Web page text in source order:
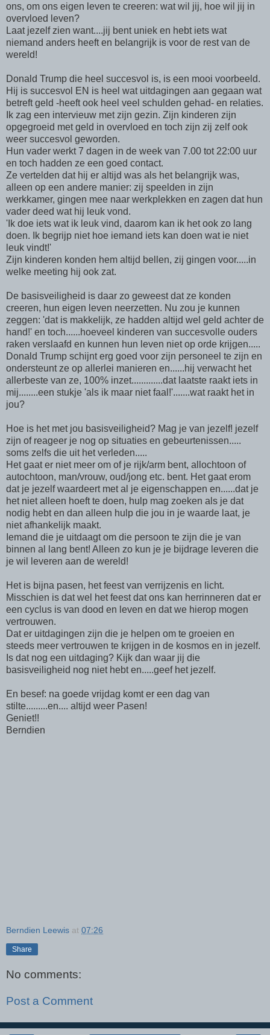
ons, om ons eigen leven te creeren: wat wil jij, hoe wil jij in
overvloed leven?
Laat jezelf zien want....jij bent uniek en hebt iets wat
niemand anders heeft en belangrijk is voor de rest van de
wereld!
Donald Trump die heel succesvol is, is een mooi voorbeeld.
Hij is succesvol EN is heel wat uitdagingen aan gegaan wat
betreft geld -heeft ook heel veel schulden gehad- en relaties.
Ik zag een intervieuw met zijn gezin. Zijn kinderen zijn
opgegroeid met geld in overvloed en toch zijn zij zelf ook
weer succesvol geworden.
Hun vader werkt 7 dagen in de week van 7.00 tot 22:00 uur
en toch hadden ze een goed contact.
Ze vertelden dat hij er altijd was als het belangrijk was,
alleen op een andere manier: zij speelden in zijn
werkkamer, gingen mee naar werkplekken en zagen dat hun
vader deed wat hij leuk vond.
'Ik doe iets wat ik leuk vind, daarom kan ik het ook zo lang
doen. Ik begrijp niet hoe iemand iets kan doen wat ie niet
leuk vindt!'
Zijn kinderen konden hem altijd bellen, zij gingen voor.....in
welke meeting hij ook zat.
De basisveiligheid is daar zo geweest dat ze konden
creeren, hun eigen leven neerzetten. Nu zou je kunnen
zeggen: 'dat is makkelijk, ze hadden altijd wel geld achter de
hand!' en toch......hoeveel kinderen van succesvolle ouders
raken verslaafd en kunnen hun leven niet op orde krijgen.....
Donald Trump schijnt erg goed voor zijn personeel te zijn en
ondersteunt ze op allerlei manieren en......hij verwacht het
allerbeste van ze, 100% inzet.............dat laatste raakt iets in
mij........een stukje 'als ik maar niet faal!'.......wat raakt het in
jou?
Hoe is het met jou basisveiligheid? Mag je van jezelf! jezelf
zijn of reageer je nog op situaties en gebeurtenissen.....
soms zelfs die uit het verleden.....
Het gaat er niet meer om of je rijk/arm bent, allochtoon of
autochtoon, man/vrouw, oud/jong etc. bent. Het gaat erom
dat je jezelf waardeert met al je eigenschappen en......dat je
het niet alleen hoeft te doen, hulp mag zoeken als je dat
nodig hebt en dan alleen hulp die jou in je waarde laat, je
niet afhankelijk maakt.
Iemand die je uitdaagt om die persoon te zijn die je van
binnen al lang bent! Alleen zo kun je je bijdrage leveren die
je wil leveren aan de wereld!
Het is bijna pasen, het feest van verrijzenis en licht.
Misschien is dat wel het feest dat ons kan herrinneren dat er
een cyclus is van dood en leven en dat we hierop mogen
vertrouwen.
Dat er uitdagingen zijn die je helpen om te groeien en
steeds meer vertrouwen te krijgen in de kosmos en in jezelf.
Is dat nog een uitdaging? Kijk dan waar jij die
basisveiligheid nog niet hebt en.....geef het jezelf.
En besef: na goede vrijdag komt er een dag van
stilte.........en.... altijd weer Pasen!
Geniet!!
Berndien
Berndien Leewis at 07:26
Share
No comments:
Post a Comment